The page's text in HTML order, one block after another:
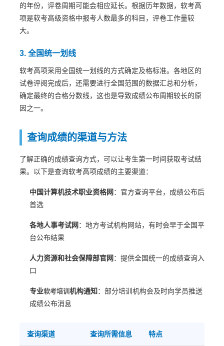
的年份，评卷周期可能会相应延长。根据历年数据，软考高
项是软考高级资格中报考人数最多的科目，评卷工作量较
大。
3. 全国统一划线
软考高项采用全国统一划线的方式确定及格标准。各地区的
试卷评阅完成后，还需要进行全国范围的数据汇总和分析，
确定最终的合格分数线，这也是导致成绩公布周期较长的原
因之一。
查询成绩的渠道与方法
了解正确的成绩查询方式，可以让考生第一时间获取考试结
果。以下是查询软考高项成绩的主要渠道：
中国计算机技术职业资格网 ：官方查询平台，成绩公布后
首选
各地人事考试网 ：地方考试机构网站，有时会早于全国平
台公布结果
人力资源和社会保障部官网 ：提供全国统一的成绩查询入
口
专业软考培训 机构通知 ：部分培训机构会及时向学员推送
成绩公布消息
查询渠道 查询所需信息 特点